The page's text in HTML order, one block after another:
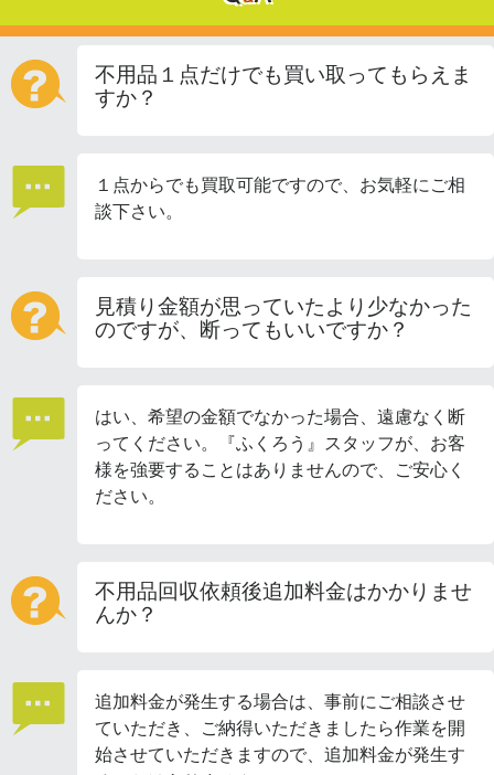
不用品１点だけでも買い取ってもらえま
すか？
１点からでも買取可能ですので、お気軽にご相
談下さい。
見積り金額が思っていたより少なかった
のですが、断ってもいいですか？
はい、希望の金額でなかった場合、遠慮なく断
ってください。『ふくろう』スタッフが、お客
様を強要することはありませんので、ご安心く
ださい。
不用品回収依頼後追加料金はかかりませ
んか？
追加料金が発生する場合は、事前にご相談させ
ていただき、ご納得いただきましたら作業を開
始させていただきますので、追加料金が発生す